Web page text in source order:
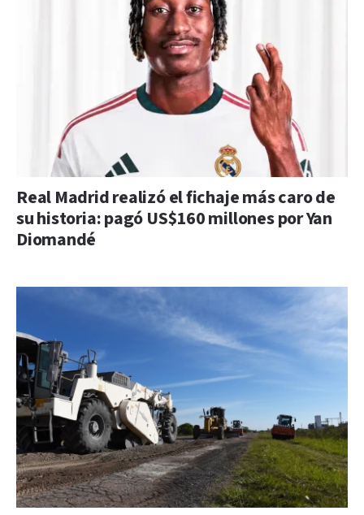
Real Madrid realizó el fichaje más caro de
su historia: pagó US$160 millones por Yan
Diomandé